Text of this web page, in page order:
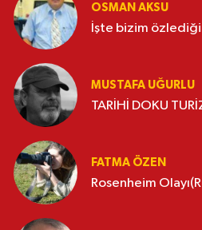
OSMAN AKSU
İşte bizim
MUSTAFA UĞURLU
TARİHİ DOKU
FATMA ÖZEN
Rosenheim